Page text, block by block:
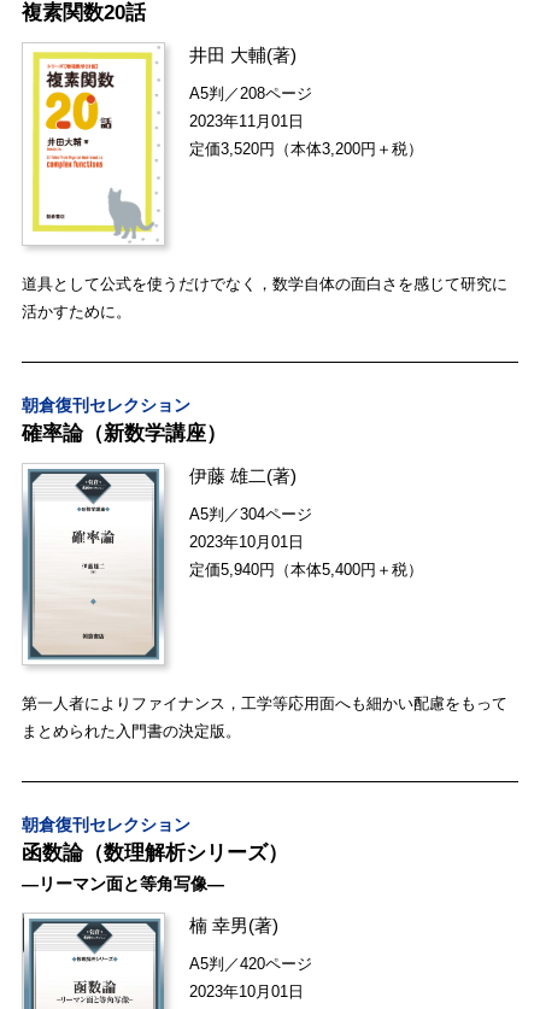
複素関数20話
井田 大輔(著)
A5判／208ページ
2023年11月01日
定価3,520円（本体3,200円＋税）
道具として公式を使うだけでなく，数学自体の面白さを感じて研究に
活かすために。
朝倉復刊セレクション
確率論（新数学講座）
伊藤 雄二(著)
A5判／304ページ
2023年10月01日
定価5,940円（本体5,400円＋税）
第一人者によりファイナンス，工学等応用面へも細かい配慮をもって
まとめられた入門書の決定版。
朝倉復刊セレクション
函数論（数理解析シリーズ）
―リーマン面と等角写像―
楠 幸男(著)
A5判／420ページ
2023年10月01日